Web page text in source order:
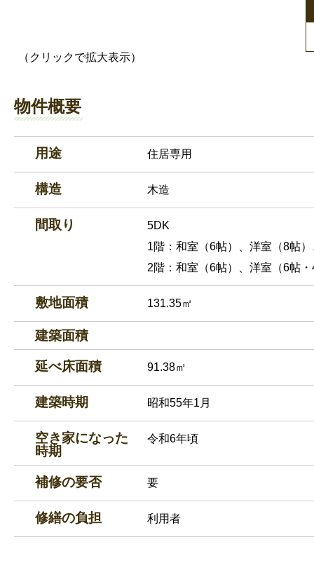
（クリックで拡大表示）
物件概要
用途 住居専用
構造 木造
間取り
5DK
1階：和室（6帖）、洋室（8帖
2階：和室（6帖）、洋室（6帖
敷地面積 131.35㎡
建築面積
延べ床面積 91.38㎡
建築時期 昭和55年1月
空き家になった
時期
令和6年頃
補修の要否 要
修繕の負担 利用者